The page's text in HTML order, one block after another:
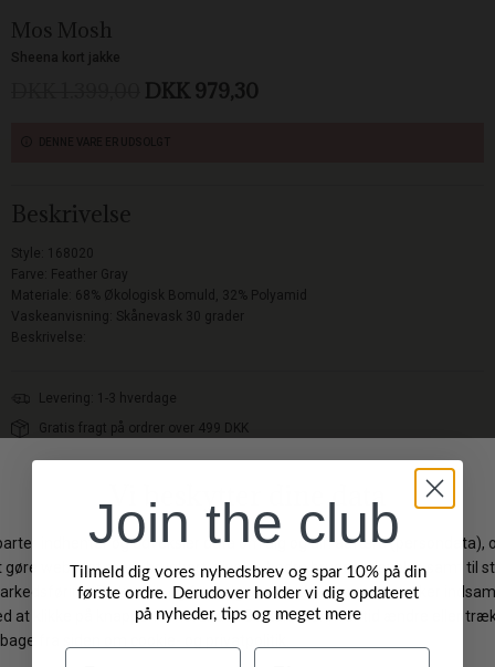
Mos Mosh
Sheena kort jakke
DKK 979,30
Beskrivelse
Style: 168020
Farve: Feather Gray
Materiale: 68% Økologisk Bomuld, 32% Polyamid
Vaskeanvisning: Skånevask 30 grader
Beskrivelse:
Levering: 1-3 hverdage
Gratis fragt på ordrer over 499 DKK
Gratis ombytning
Vi anbefaler også
Join the club
Tilmeld dig vores nyhedsbrev og spar 10% på din
første ordre. Derudover holder vi dig opdateret
på nyheder, tips og meget mere
Navn Efternavn